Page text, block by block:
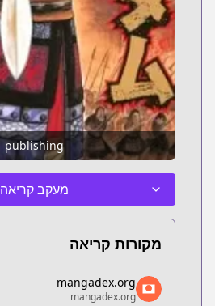
publishing
מעקב קריאה
מקורות קריאה
mangadex.org
mangadex.org
mangadex.org
mangadex.org